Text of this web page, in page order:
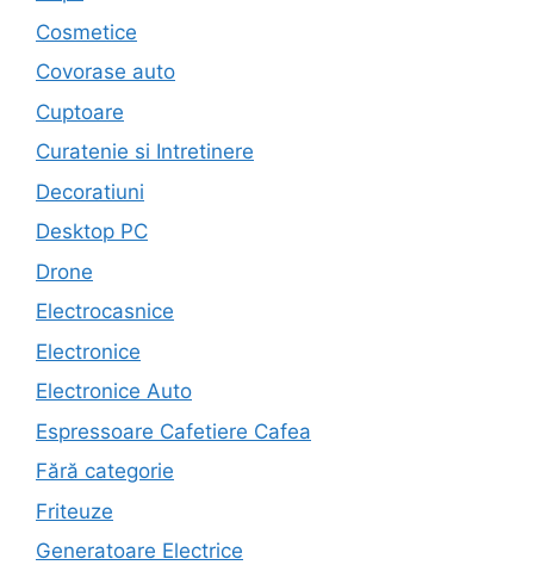
Cosmetice
Covorase auto
Cuptoare
Curatenie si Intretinere
Decoratiuni
Desktop PC
Drone
Electrocasnice
Electronice
Electronice Auto
Espressoare Cafetiere Cafea
Fără categorie
Friteuze
Generatoare Electrice